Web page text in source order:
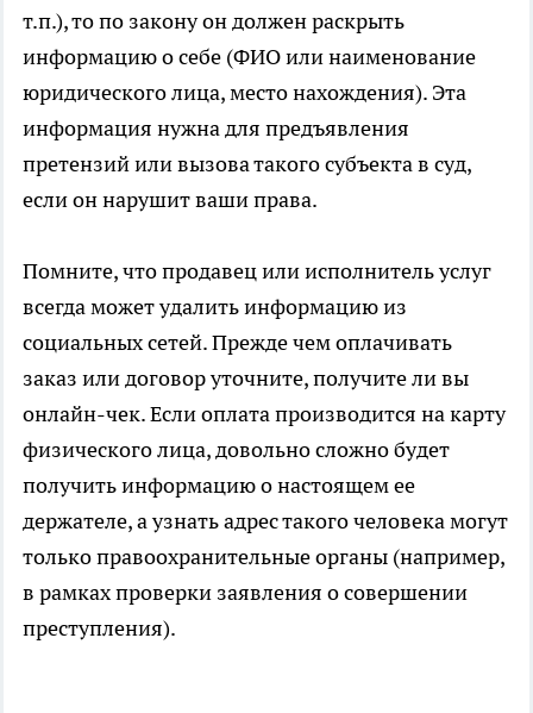
т.п.), то по закону он должен раскрыть
информацию о себе (ФИО или наименование
юридического лица, место нахождения). Эта
информация нужна для предъявления
претензий или вызова такого субъекта в суд,
если он нарушит ваши права.
Помните, что продавец или исполнитель услуг
всегда может удалить информацию из
социальных сетей. Прежде чем оплачивать
заказ или договор уточните, получите ли вы
онлайн-чек. Если оплата производится на карту
физического лица, довольно сложно будет
получить информацию о настоящем ее
держателе, а узнать адрес такого человека могут
только правоохранительные органы (например,
в рамках проверки заявления о совершении
преступления).